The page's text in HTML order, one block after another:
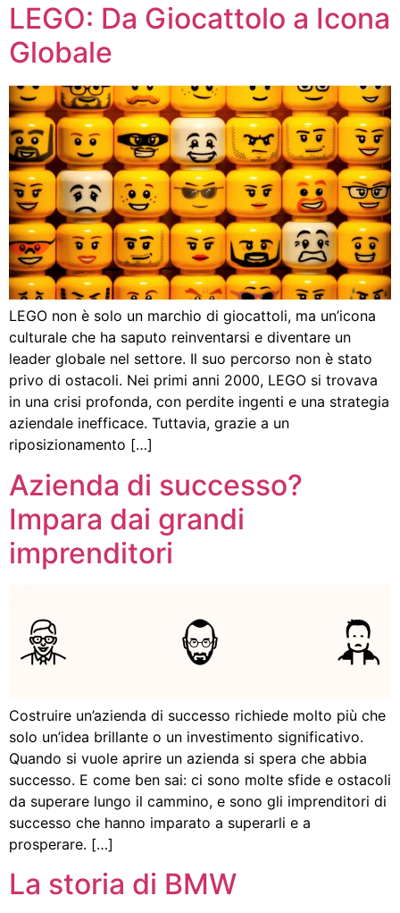
LEGO: Da Giocattolo a Icona
Globale
LEGO non è solo un marchio di giocattoli, ma un’icona
culturale che ha saputo reinventarsi e diventare un
leader globale nel settore. Il suo percorso non è stato
privo di ostacoli. Nei primi anni 2000, LEGO si trovava
in una crisi profonda, con perdite ingenti e una strategia
aziendale inefficace. Tuttavia, grazie a un
riposizionamento […]
Azienda di successo?
Impara dai grandi
imprenditori
Costruire un’azienda di successo richiede molto più che
solo un’idea brillante o un investimento significativo.
Quando si vuole aprire un azienda si spera che abbia
successo. E come ben sai: ci sono molte sfide e ostacoli
da superare lungo il cammino, e sono gli imprenditori di
successo che hanno imparato a superarli e a
prosperare. […]
La storia di BMW